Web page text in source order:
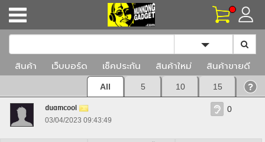
Toggle
สินค้า เว็บบอร์ด เช็คประกัน สินค้าใหม่ สินค้าขายดี
All 5 10 15
duamcool
03/04/2023 09:43:49
0